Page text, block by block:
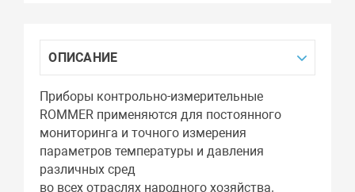
ОПИСАНИЕ
Приборы контрольно-измерительные
ROMMER применяются для постоянного
мониторинга и точного измерения
параметров температуры и давления
различных сред
во всех отраслях народного хозяйства.